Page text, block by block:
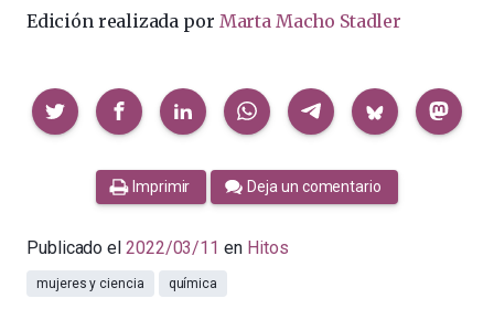
Edición realizada por Marta Macho Stadler
Compartir
Imprimir Deja un comentario
Publicado el 2022/03/11 en Hitos
mujeres y ciencia química